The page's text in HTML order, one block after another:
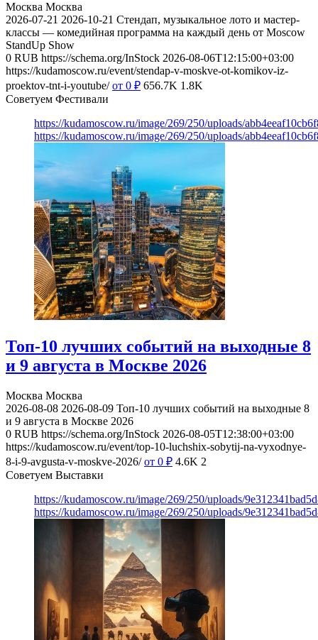
Москва Москва
2026-07-21 2026-10-21 Стендап, музыкальное лото и мастер-
классы — комедийная программа на каждый день от Moscow
StandUp Show
0 RUB https://schema.org/InStock 2026-08-06T12:15:00+03:00
https://kudamoscow.ru/event/stendap-v-moskve-ot-komikov-iz-
proektov-tnt-i-youtube/ от 0 ₽ 656.7K 1.8K
Советуем Фестивали
https://kudamoscow.ru/image/269/250/uploads/
https://kudamoscow.ru/image/269/250/uploads/
Топ-10 лучших событий на выходные 8
и 9 августа в Москве 2026
Москва Москва
2026-08-08 2026-08-09 Топ-10 лучших событий на выходные 8
и 9 августа в Москве 2026
0 RUB https://schema.org/InStock 2026-08-05T12:38:00+03:00
https://kudamoscow.ru/event/top-10-luchshix-sobytij-na-vyxodnye-
8-i-9-avgusta-v-moskve-2026/ от 0 ₽ 4.6K 2
Советуем Выставки
https://kudamoscow.ru/image/269/250/uploads/
https://kudamoscow.ru/image/269/250/uploads/